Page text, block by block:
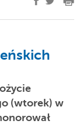
(wtorek) w